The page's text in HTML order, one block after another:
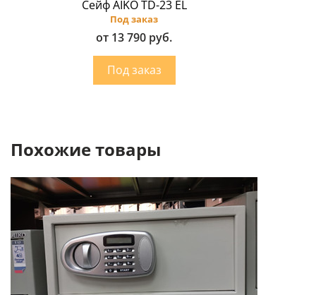
Сейф AIKO TD-23 EL
Под заказ
от 13 790 руб.
Похожие товары